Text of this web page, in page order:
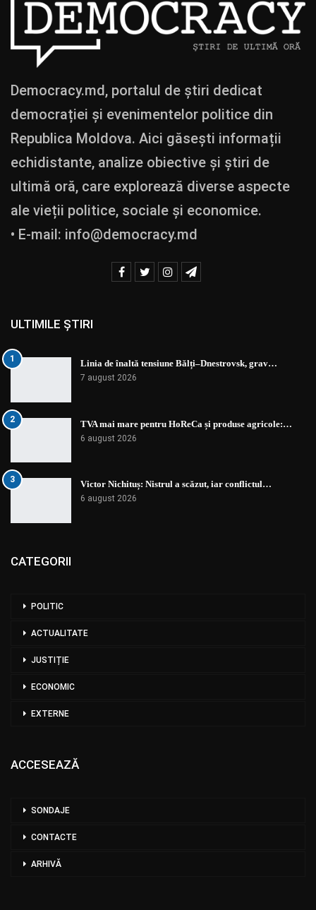
Democracy.md, portalul de știri dedicat
democrației și evenimentelor politice din
Republica Moldova. Aici găsești informații
echidistante, analize obiective și știri de
ultimă oră, care explorează diverse aspecte
ale vieții politice, sociale și economice.
• E-mail: info@democracy.md
ULTIMILE ȘTIRI
1 Linia de înaltă tensiune Bălți–Dnestrovsk, grav…
7 august 2026
2 TVA mai mare pentru HoReCa și produse agricole:…
6 august 2026
3 Victor Nichituș: Nistrul a scăzut, iar conflictul…
6 august 2026
CATEGORII
POLITIC
ACTUALITATE
JUSTIȚIE
ECONOMIC
EXTERNE
ACCESEAZĂ
SONDAJE
CONTACTE
ARHIVĂ